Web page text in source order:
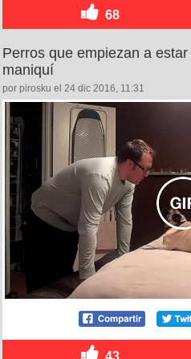
68
Perros que empiezan a
maniquí
por pirosku el 24 dic 2016, 11:31
43